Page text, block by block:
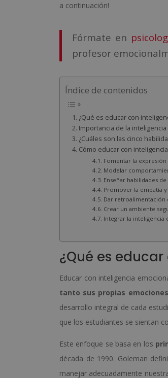
a continuación!
Fórmate en
profesor
Índice de contenidos
¿Qué es educar con
Importancia de la
¿Cuáles son las cinco
Cómo educar con
Fomentar la
Modelar
Enseñar habilidades
Promover la empatía
Dar retroalimentación
Crear un ambiente
Integrar la
¿Qué es
Educar con inteligencia
tanto sus propias
desarrollo integral de cada
que los estudiantes se sientan
Este enfoque se basa en los
década de 1990. Goleman
manejar adecuadamente